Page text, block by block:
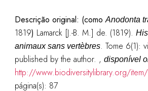
Descrição original: (comoAnodonta
1819) Lamarck [J.-B. M.] de. (1819).
animaux sans vertèbres. Tome 6(1):
published by the author. , disponível
http://www.biodiversitylibrary.org/
página(s): 87